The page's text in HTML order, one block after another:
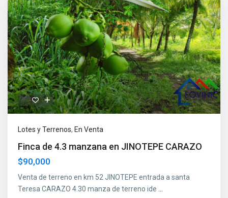
Lotes y Terrenos, En Venta
Finca de 4.3 manzana en JINOTEPE CARAZO
$90,000
Venta de terreno en km 52 JINOTEPE entrada a santa
Teresa CARAZO 4.30 manza de terreno ide